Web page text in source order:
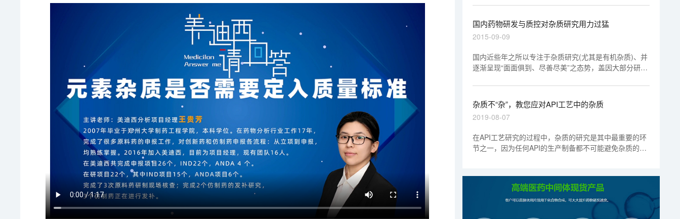
效，对保证药物质量非常重要。
国内药物研发与质控对杂质研究用力过猛
2015-09-09
国内近些年之所以专注于杂质研究(尤其是有机杂质)、并
逐渐呈现“面面俱到、尽善尽美”之态势，盖因大部分研发
“杂质越小/越少、临床不良反应发生几率就会越小/越
少”，进而在进行杂质研发与控制时陷入“精益求精、追求
完美”的学术思维窠臼。殊不知，药物不良反应与杂质的
关联性并非想象得那样密切，甚至是基本无关。
杂质不“杂”，教您应对API工艺中的杂质
2019-08-07
在API工艺研究的过程中，杂质的研究是其中最重要的环
节之一，因为任何API的生产制备都不可能避免杂质的存